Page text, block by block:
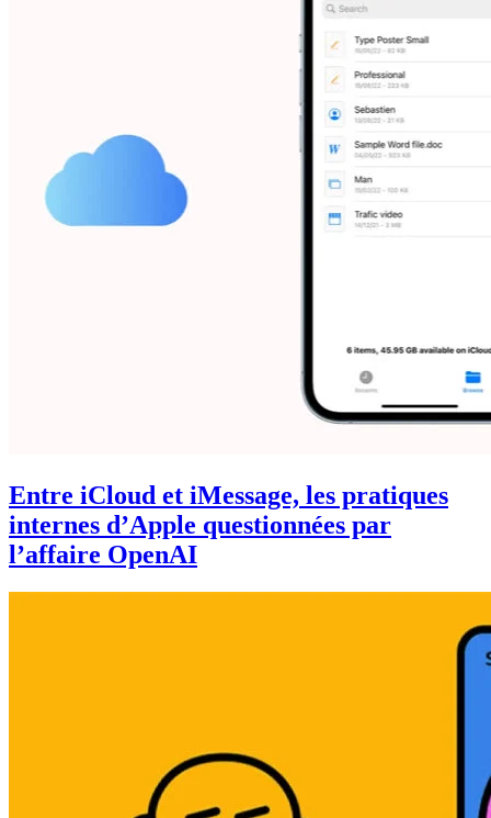
Entre iCloud et iMessage, les pratiques
internes d’Apple questionnées par
l’affaire OpenAI